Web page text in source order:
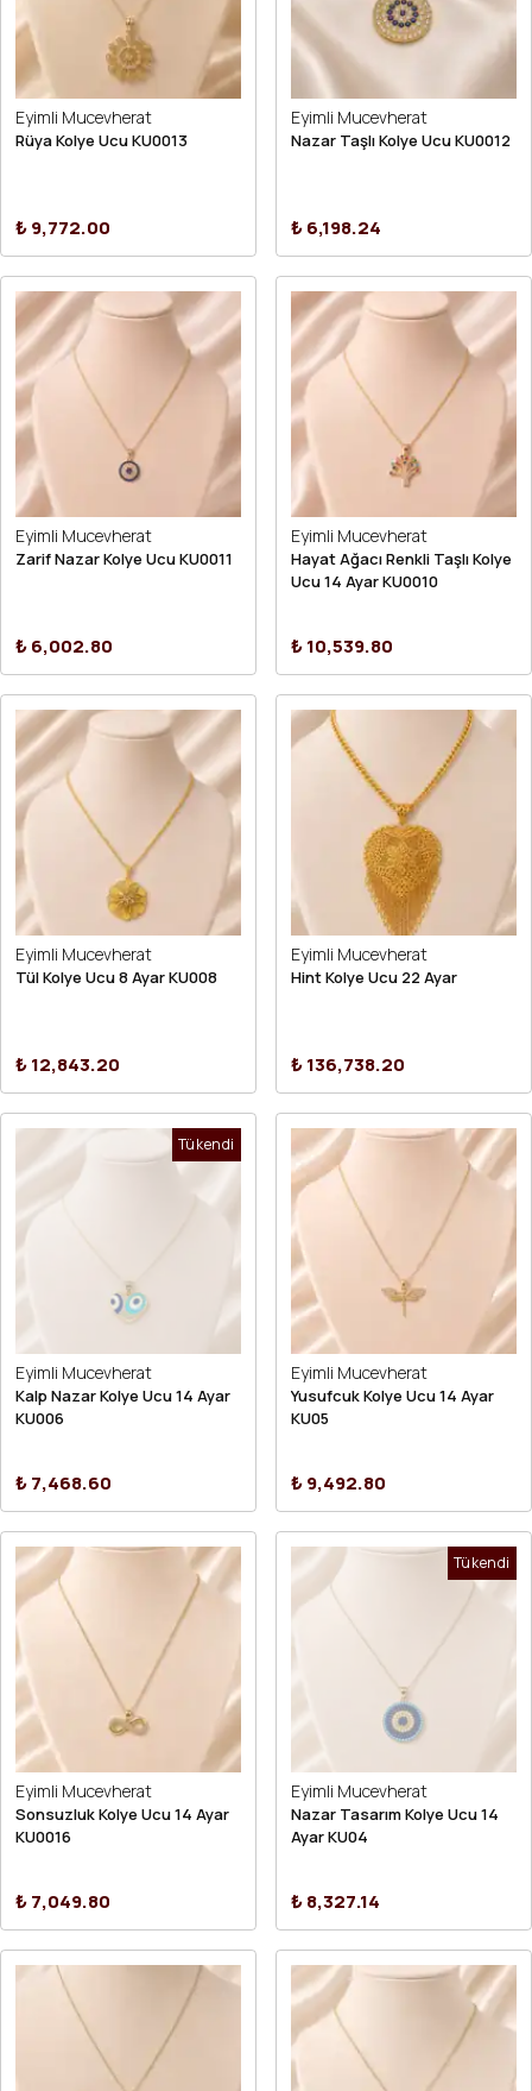
Eyimli Mucevherat
Rüya Kolye Ucu KU0013
₺ 9,772.00
Eyimli Mucevherat
Nazar Taşlı Kolye Ucu KU0012
₺ 6,198.24
Eyimli Mucevherat
Zarif Nazar Kolye Ucu KU0011
₺ 6,002.80
Eyimli Mucevherat
Hayat Ağacı Renkli Taşlı Kolye
Ucu 14 Ayar KU0010
₺ 10,539.80
Eyimli Mucevherat
Tül Kolye Ucu 8 Ayar KU008
₺ 12,843.20
Eyimli Mucevherat
Hint Kolye Ucu 22 Ayar
₺ 136,738.20
Tükendi
Eyimli Mucevherat
Kalp Nazar Kolye Ucu 14 Ayar
KU006
₺ 7,468.60
Eyimli Mucevherat
Yusufcuk Kolye Ucu 14 Ayar
KU05
₺ 9,492.80
Eyimli Mucevherat
Sonsuzluk Kolye Ucu 14 Ayar
KU0016
₺ 7,049.80
Tükendi
Eyimli Mucevherat
Nazar Tasarım Kolye Ucu 14
Ayar KU04
₺ 8,327.14